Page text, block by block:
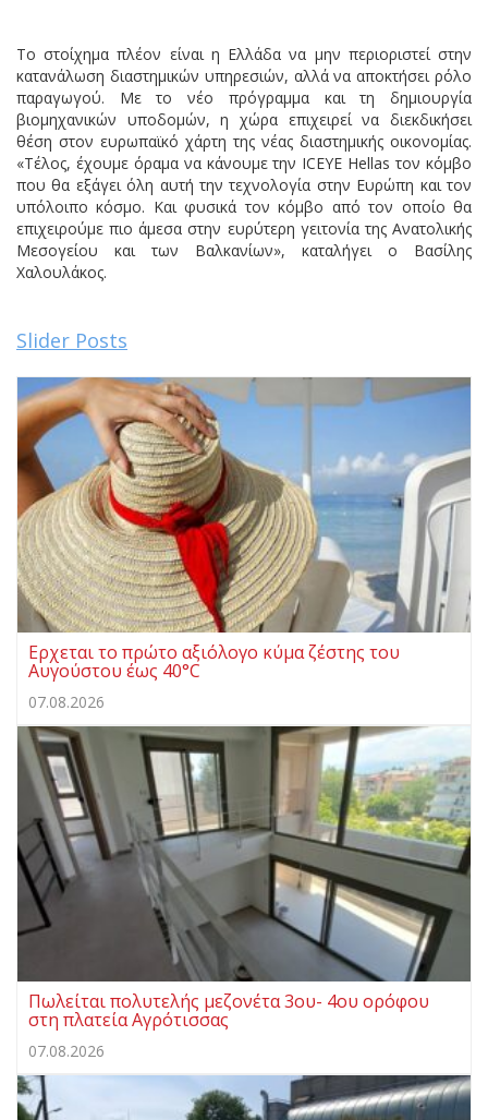
Το στοίχημα πλέον είναι η Ελλάδα να μην περιοριστεί στην
κατανάλωση διαστημικών υπηρεσιών, αλλά να αποκτήσει ρόλο
παραγωγού. Με το νέο πρόγραμμα και τη δημιουργία
βιομηχανικών υποδομών, η χώρα επιχειρεί να διεκδικήσει
θέση στον ευρωπαϊκό χάρτη της νέας διαστημικής οικονομίας.
«Τέλος, έχουμε όραμα να κάνουμε την ICEYE Hellas τον κόμβο
που θα εξάγει όλη αυτή την τεχνολογία στην Ευρώπη και τον
υπόλοιπο κόσμο. Και φυσικά τον κόμβο από τον οποίο θα
επιχειρούμε πιο άμεσα στην ευρύτερη γειτονία της Ανατολικής
Μεσογείου και των Βαλκανίων», καταλήγει ο Βασίλης
Χαλουλάκος.
Slider Posts
Ερχεται το πρώτο αξιόλογο κύμα ζέστης του
Αυγούστου έως 40°C
07.08.2026
Πωλείται πολυτελής μεζονέτα 3ου- 4ου ορόφου
στη πλατεία Αγρότισσας
07.08.2026